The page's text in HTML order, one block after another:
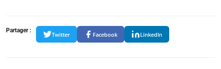
Partager :
Twitter Facebook LinkedIn